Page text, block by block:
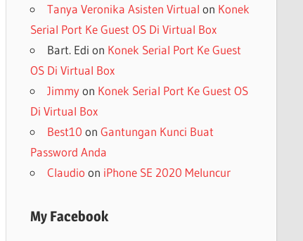
Tanya Veronika Asisten Virtual on Konek
Serial Port Ke Guest OS Di Virtual Box
Bart. Edi on Konek Serial Port Ke Guest
OS Di Virtual Box
Jimmyon Konek Serial Port Ke Guest OS
Di Virtual Box
Best10 on Gantungan Kunci Buat
Password Anda
Claudio on iPhone SE 2020 Meluncur
My Facebook